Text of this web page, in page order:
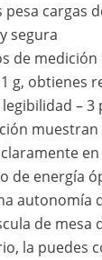
pesa cargas
segura
de
g, obtienes
– 3
de energía
autonomía
de mesa
la puedes